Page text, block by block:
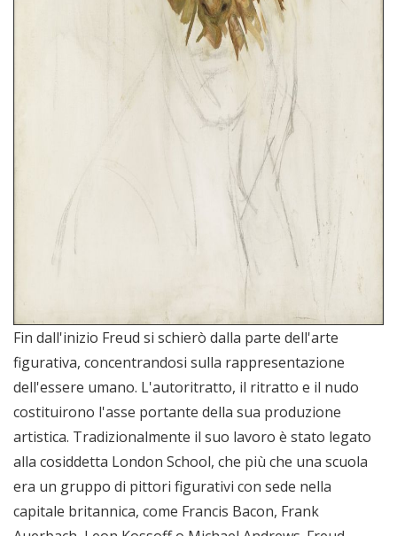
Fin dall'inizio Freud si schierò dalla parte dell'arte
figurativa, concentrandosi sulla rappresentazione
dell'essere umano. L'autoritratto, il ritratto e il nudo
costituirono l'asse portante della sua produzione
artistica. Tradizionalmente il suo lavoro è stato legato
alla cosiddetta London School, che più che una scuola
era un gruppo di pittori figurativi con sede nella
capitale britannica, come Francis Bacon, Frank